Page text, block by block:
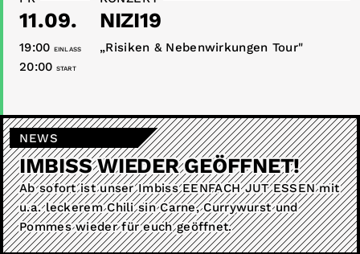
11.09.
EINLASS
19:00
START
20:00
NIZI19
„Risiken & Nebenwirkungen Tour"
NEWS
IMBISS WIEDER GEÖFFNET!
Ab sofort ist unser Imbiss EENFACH JUT ESSEN mit
u.a. leckerem Chili sin Carne, Currywurst und
Pommes wieder für euch geöffnet.